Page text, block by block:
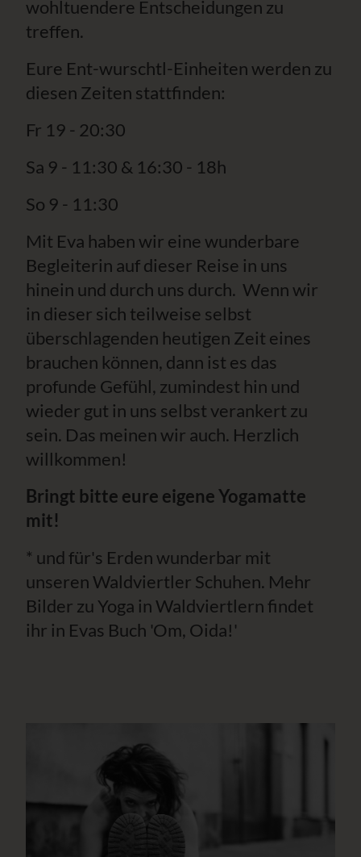
wohltuendere Entscheidungen zu
treffen.
Eure Ent-wurschtl-Einheiten werden zu
diesen Zeiten stattfinden:
Fr 19 - 20:30
Sa 9 - 11:30 & 16:30 - 18h
So 9 - 11:30
Mit Eva haben wir eine wunderbare
Begleiterin auf dieser Reise in uns
hinein und durch uns durch. Wenn wir
in dieser sich teilweise selbst
überschlagenden heutigen Zeit eines
brauchen können, dann ist es das
profunde Gefühl, zumindest hin und
wieder gut in uns selbst verankert zu
sein. Das meinen wir auch. Herzlich
willkommen!
Bringt bitte eure eigene Yogamatte
mit!
* und für's Erden wunderbar mit
unseren Waldviertler Schuhen. Mehr
Bilder zu Yoga in Waldviertlern findet
ihr in Evas Buch 'Om, Oida!'